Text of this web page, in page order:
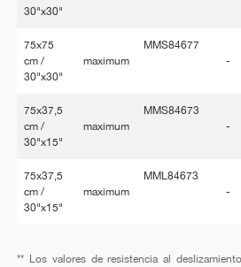
30"x30"
75x75
cm /
30"x30"
maximum
MMS84677
-
75x37,5
cm /
30"x15"
maximum
MMS84673
-
75x37,5
cm /
30"x15"
maximum
MML84673
-
** Los valores de resistencia al